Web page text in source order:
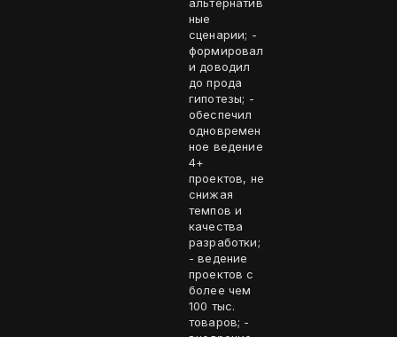
ные
сценарии; -
формировал
и доводил
до прода
гипотезы; -
обеспечил
одновремен
ное ведение
4+
проектов, не
снижая
темпов и
качества
разработки;
- ведение
проектов с
более чем
100 тыс.
товаров; -